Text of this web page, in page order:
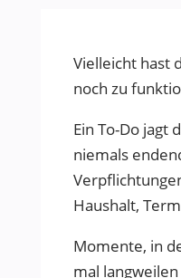
Vielleicht hast
noch zu
Ein To-Do jagt
niemals
Haushalt,
Momente, in
mal